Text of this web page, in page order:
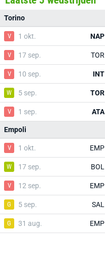
Torino
V 1 okt. NAP
V 17 sep. TOR
V 10 sep. INT
W 5 sep. TOR
V 1 sep. ATA
Empoli
V 1 okt. EMP
W 17 sep. BOL
V 12 sep. EMP
G 5 sep. SAL
G 31 aug. EMP